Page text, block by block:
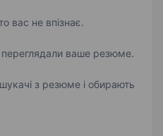
вас не впізнає.
переглядали ваше резюме.
з резюме і обирають